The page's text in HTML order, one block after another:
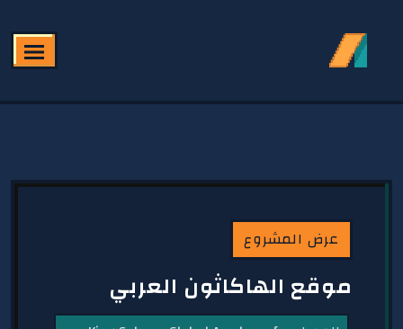
عرض المشروع
موقع الهاكاثون العربي
FEATURED SHOT